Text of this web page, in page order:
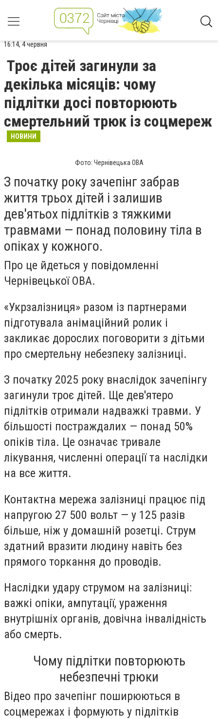
16:14, 4 червня
Троє дітей загинули за
декілька місяців: чому
підлітки досі повторюють
смертельний трюк із соцмереж
НОВИНИ
Фото: Чернівецька ОВА
З початку року зачепінг забрав
життя трьох дітей і залишив
дев'ятьох підлітків з тяжкими
травмами — понад половину тіла в
опіках у кожного.
Про це йдеться у повідомленні
Чернівецької ОВА.
«Укрзалізниця» разом із партнерами
підготувала анімаційний ролик і
закликає дорослих поговорити з дітьми
про смертельну небезпеку залізниці.
З початку 2025 року внаслідок зачепінгу
загинули троє дітей. Ще дев'ятеро
підлітків отримали надважкі травми. У
більшості постраждалих — понад 50%
опіків тіла. Це означає тривале
лікування, численні операції та наслідки
на все життя.
Контактна мережа залізниці працює під
напругою 27 500 вольт — у 125 разів
більше, ніж у домашній розетці. Струм
здатний вразити людину навіть без
прямого торкання до проводів.
Наслідки удару струмом на залізниці:
важкі опіки, ампутації, ураження
внутрішніх органів, довічна інвалідність
або смерть.
Чому підлітки повторюють
небезпечні трюки
Відео про зачепінг поширюються в
соцмережах і формують у підлітків